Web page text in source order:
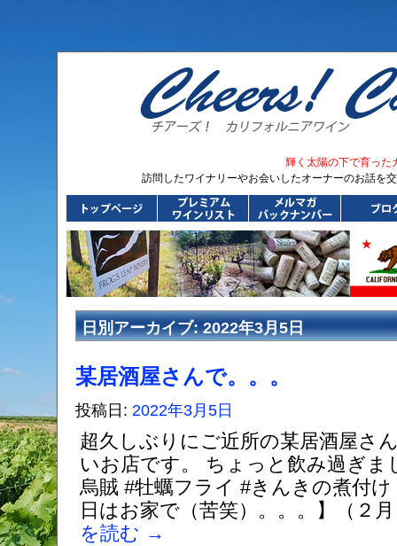
輝く太陽の下で育った
訪問したワイナリーやお会いしたオーナーのお話を
日別アーカイブ:2022年3月5日
某居酒屋さんで。。。
投稿日: 2022年3月5日
超久しぶりにご近所の某居酒屋さ
いお店です。 ちょっと飲み過ぎま
烏賊 #牡蠣フライ #きんきの煮付
日はお家で（苦笑）。。。】（２
を読む →